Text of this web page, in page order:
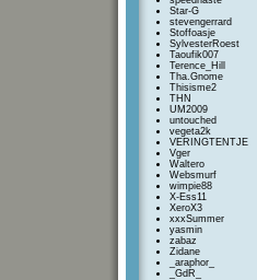
Star-G
stevengerrard
Stoffoasje
SylvesterRoest
Taoufik007
Terence_Hill
Tha.Gnome
Thisisme2
THN
UM2009
untouched
vegeta2k
VERINGTENTJE
Vger
Waltero
Websmurf
wimpie88
X-Ess11
XeroX3
xxxSummer
yasmin
zabaz
Zidane
_araphor_
_GdR_